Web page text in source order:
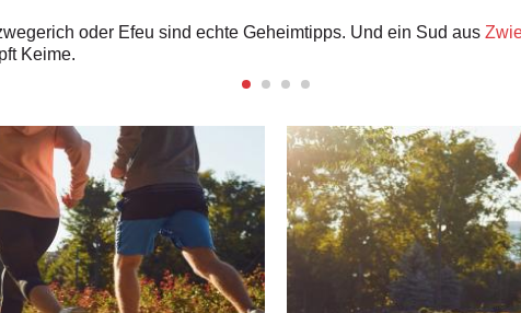
oder Efeu sind echte Geheimtipps. Und ein Sud aus
Keime.